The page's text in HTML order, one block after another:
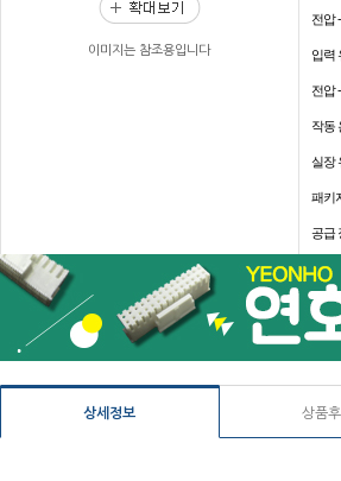
이미지는 참조용입니다
전압
입력
전압
작동
실장
패키
공급
상세정보 상품후